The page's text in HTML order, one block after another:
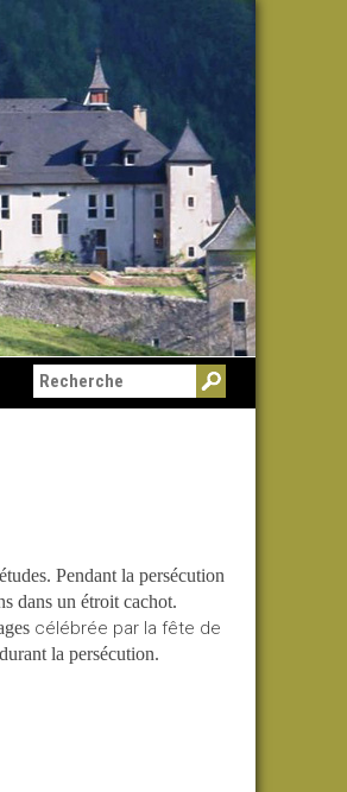
Pendant la persécution
dans un étroit cachot.
célébrée par la fête de
la persécution.